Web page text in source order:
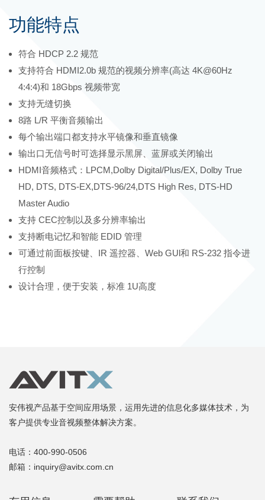
功能特点
符合 HDCP 2.2 规范
支持符合 HDMI2.0b 规范的视频分辨率(高达 4K@60Hz
4:4:4)和 18Gbps 视频带宽
支持无缝切换
8路 L/R 平衡音频输出
每个输出端口都支持水平镜像和垂直镜像
输出口无信号时可选择显示黑屏、蓝屏或关闭输出
HDMI音频格式：LPCM,Dolby Digital/Plus/EX, Dolby True
HD, DTS, DTS-EX,DTS-96/24,DTS High Res, DTS-HD
Master Audio
支持 CEC控制以及多分辨率输出
支持断电记忆和智能 EDID 管理
可通过前面板按键、IR 遥控器、Web GUl和 RS-232 指令进
行控制
设计合理，便于安装，标准 1U高度
安伟视产品基于空间应用场景，运用先进的信息化多媒体技术，为
客户提供专业音视频整体解决方案。
电话：400-990-0506
邮箱：inquiry@avitx.com.cn